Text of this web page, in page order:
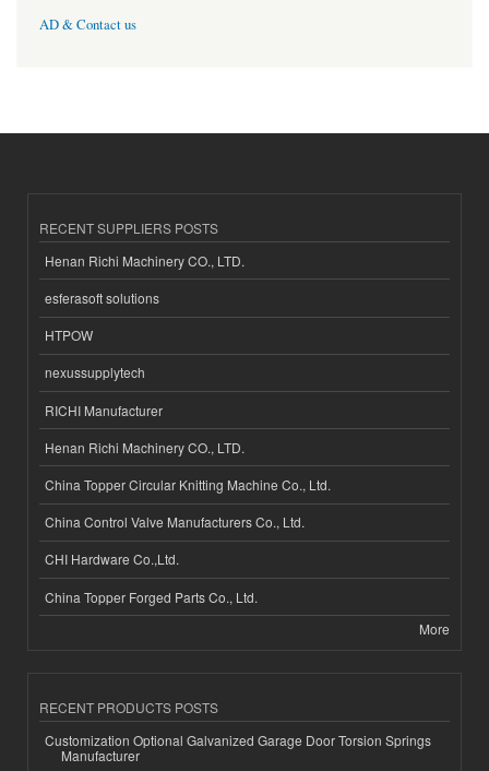
AD & Contact us
RECENT SUPPLIERS POSTS
Henan Richi Machinery CO., LTD.
esferasoft solutions
HTPOW
nexussupplytech
RICHI Manufacturer
Henan Richi Machinery CO., LTD.
China Topper Circular Knitting Machine Co., Ltd.
China Control Valve Manufacturers Co., Ltd.
CHI Hardware Co.,Ltd.
China Topper Forged Parts Co., Ltd.
More
RECENT PRODUCTS POSTS
Customization Optional Galvanized Garage Door Torsion Springs
Manufacturer